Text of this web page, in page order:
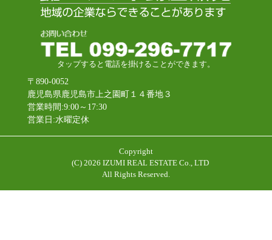
タップすると電話を掛けることができます。
〒890-0052
鹿児島県鹿児島市上之園町１４番地３
営業時間:9:00～17:30
営業日:水曜定休
Copyright
(C) 2026 IZUMI REAL ESTATE Co., LTD
All Rights Reserved.